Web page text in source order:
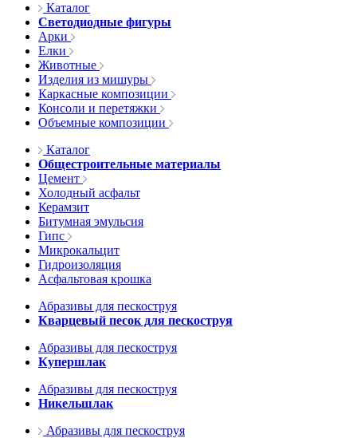
Каталог
Светодиодные фигуры
Арки
Елки
Животные
Изделия из мишуры
Каркасные композиции
Консоли и перетяжки
Объемные композиции
Каталог
Общестроительные материалы
Цемент
Холодный асфальт
Керамзит
Битумная эмульсия
Гипс
Микрокальцит
Гидроизоляция
Асфальтовая крошка
Абразивы для пескоструя
Кварцевый песок для пескоструя
Абразивы для пескоструя
Купершлак
Абразивы для пескоструя
Никельшлак
Абразивы для пескоструя